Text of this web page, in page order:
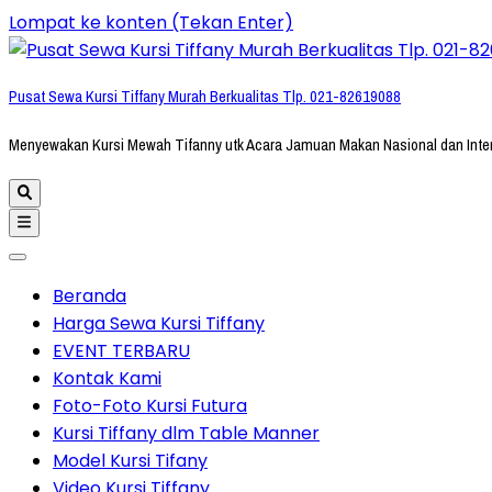
Lompat ke konten (Tekan Enter)
Pusat Sewa Kursi Tiffany Murah Berkualitas Tlp. 021-82619088
Menyewakan Kursi Mewah Tifanny utk Acara Jamuan Makan Nasional dan
Beranda
Harga Sewa Kursi Tiffany
EVENT TERBARU
Kontak Kami
Foto-Foto Kursi Futura
Kursi Tiffany dlm Table Manner
Model Kursi Tifany